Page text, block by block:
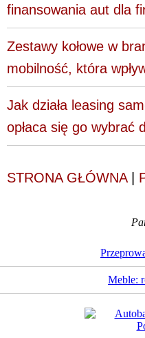
finansowania aut dla
Zestawy kołowe w
mobilność, która
Jak działa leasing
opłaca się go wybrać
STRONA GŁÓWNA|
Meble: